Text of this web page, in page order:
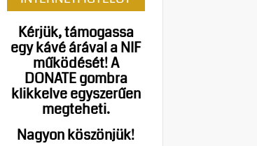
Kérjük, támogassa
egy kávé árával a NIF
működését!A
DONATE gombra
klikkelve egyszerűen
megteheti.
Nagyon köszönjük!